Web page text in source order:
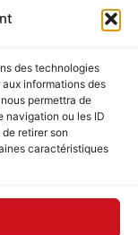
des technologies
informations des
permettra de
navigation ou les ID
retirer son
caractéristiques